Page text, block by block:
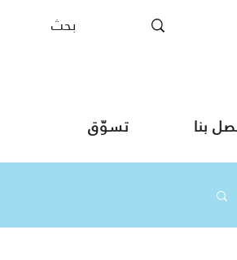
بنا تسوّق